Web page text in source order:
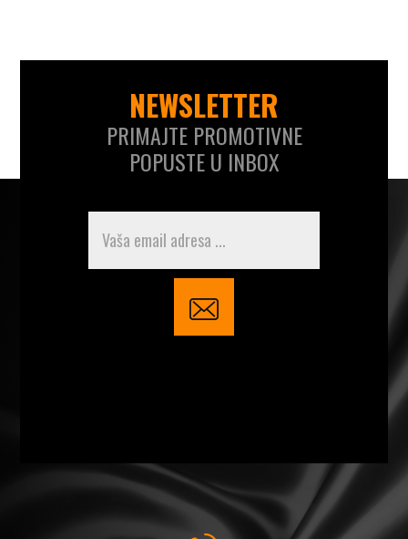
NEWSLETTER
PRIMAJTE PROMOTIVNE
POPUSTE U INBOX